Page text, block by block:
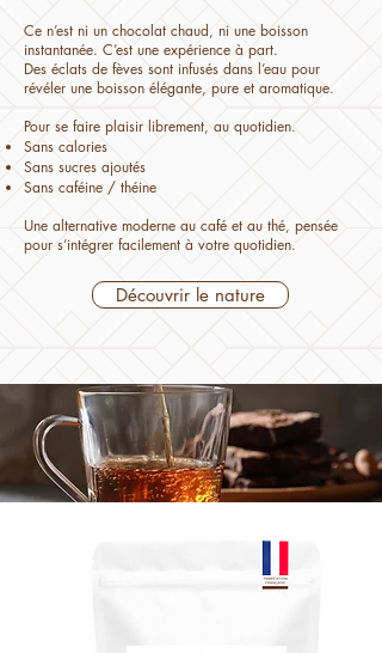
Ce n’est ni un chocolat chaud, ni une boisson
instantanée. C’est une expérience à part.
Des éclats de fèves sont infusés dans l’eau pour
révéler une boisson élégante, pure et aromatique.
Pour se faire plaisir librement, au quotidien.
Sans calories
Sans sucres ajoutés
Sans caféine / théine
Une alternative moderne au café et au thé, pensée
pour s’intégrer facilement à votre quotidien.
Découvrir le nature